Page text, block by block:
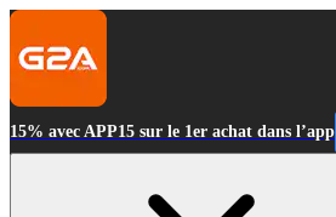
15% avec APP15 sur le 1er achat dans l’app